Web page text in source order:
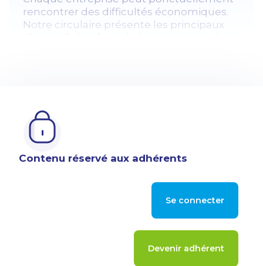
rencontrer des difficultés économiques.
Notre circulaire présente les principaux
Contenu réservé aux adhérents
Se connecter
Devenir adhérent